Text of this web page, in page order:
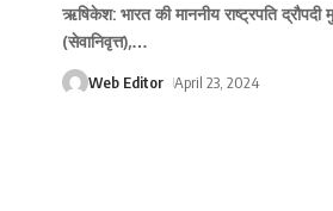
ऋषिकेश: भारत की माननीय राष्ट्रपति
(सेवानिवृत्त),…
Web Editor April 23, 2024